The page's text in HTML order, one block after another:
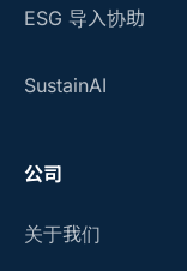
ESG 导入协助
SustainAI
公司
关于我们